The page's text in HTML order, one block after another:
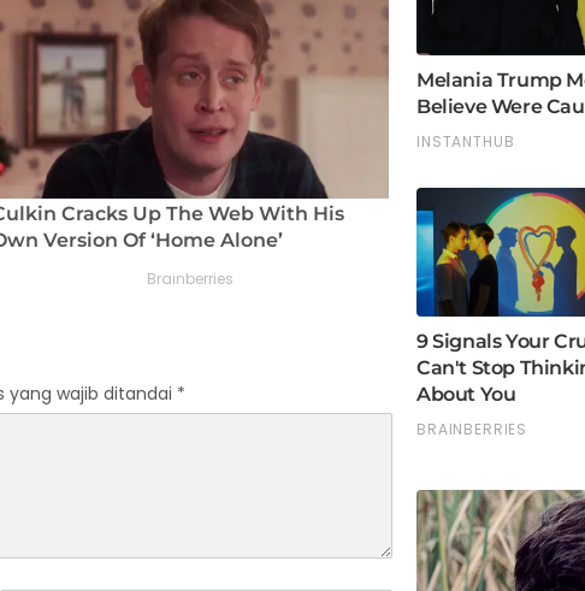
yang wajib ditandai *